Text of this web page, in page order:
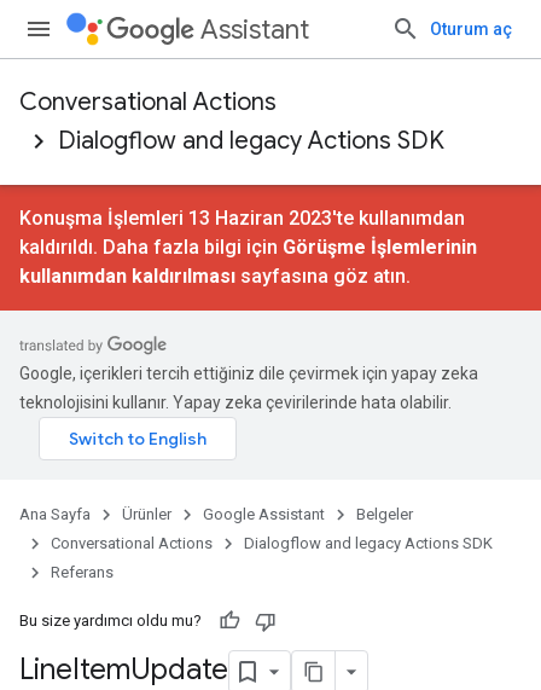
Assistant Oturum aç
Conversational Actions
Dialogflow and legacy Actions SDK
Konuşma İşlemleri 13 Haziran 2023'te kullanımdan
kaldırıldı. Daha fazla bilgi için Görüşme İşlemlerinin
kullanımdan kaldırılması sayfasına göz atın.
Google, içerikleri tercih ettiğiniz dile çevirmek için yapay zeka
teknolojisini kullanır. Yapay zeka çevirilerinde hata olabilir.
Ana Sayfa Ürünler Google Assistant
Belgeler
Conversational Actions
Dialogflow and legacy Actions SDK
Referans
Bu size yardımcı oldu mu?
LineItemUpdate